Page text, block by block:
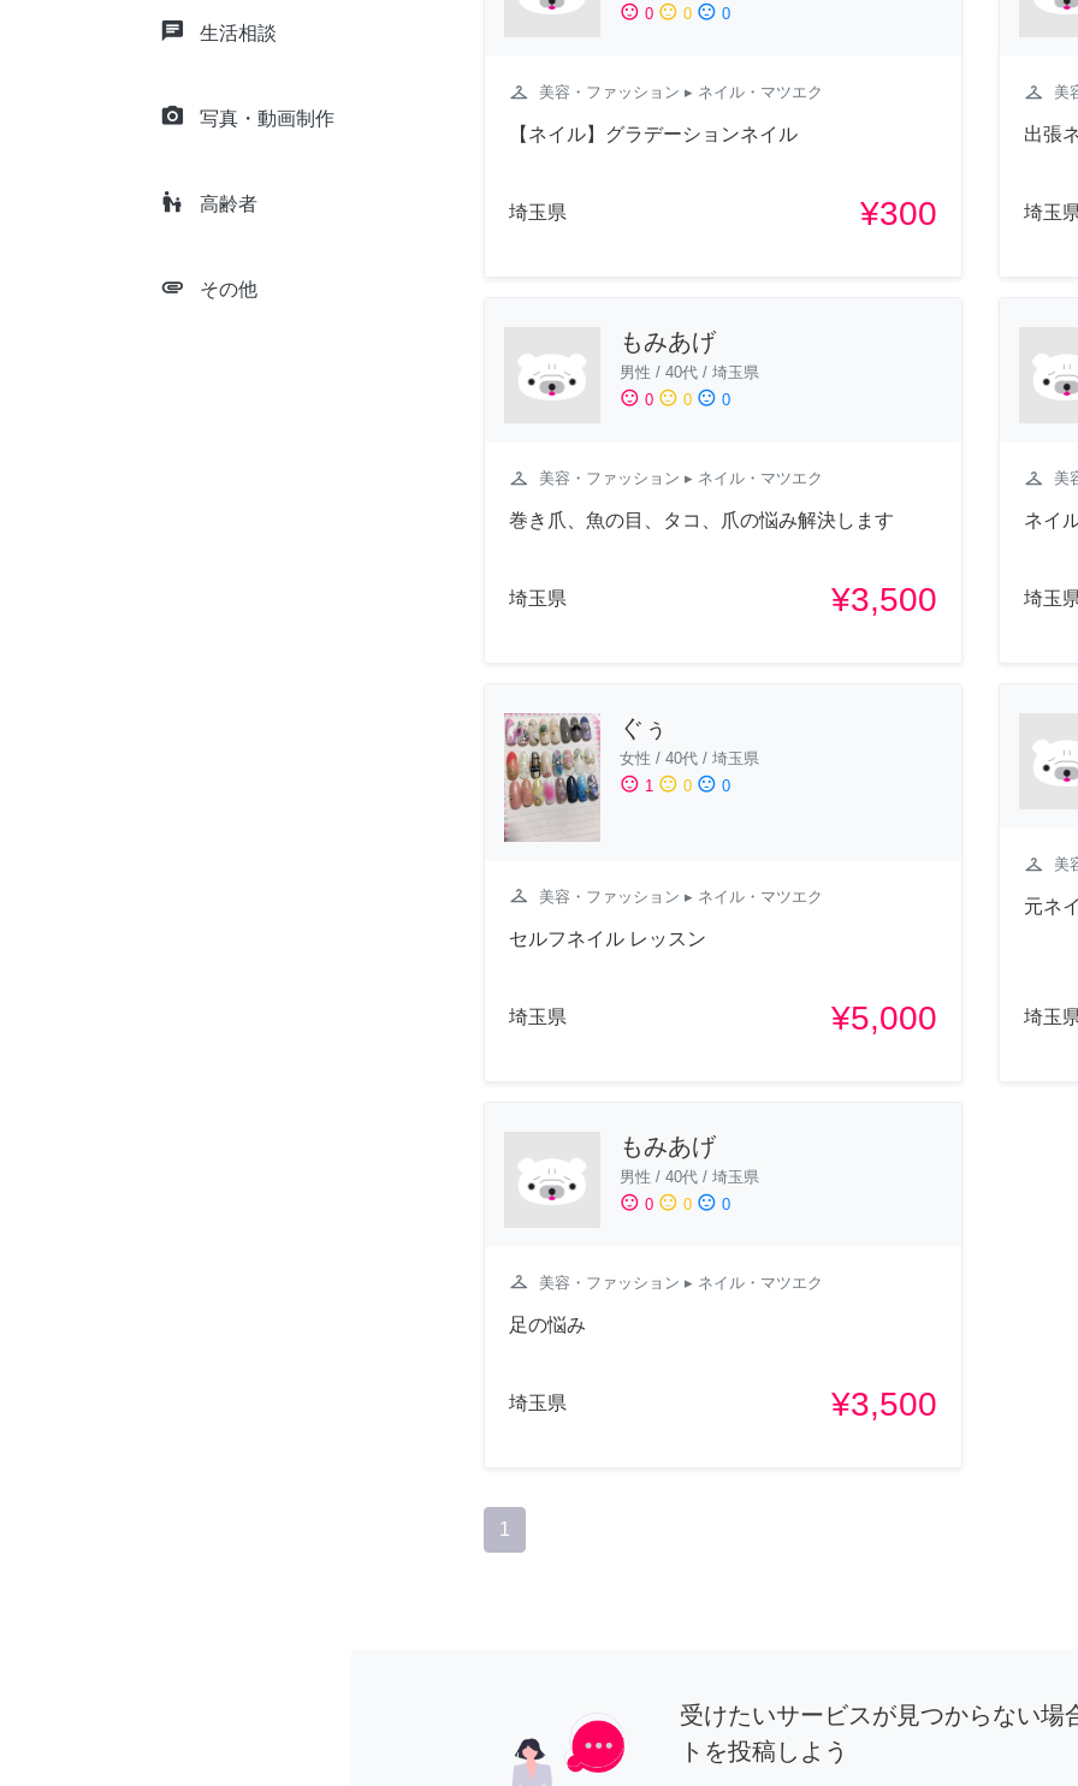
chat 生活相談
camera_alt 写真・動画制作
escalator_warning 高齢者
attachment その他
sentiment_satisfied 0 sentiment_neutral 0 sentiment_dissatisfied 0
checkroom 美容・ファッション ▸ ネイル・マツエク
【ネイル】グラデーションネイル
埼玉県 ¥300
checkroom 美
出張
埼玉
もみあげ
男性 / 40代 / 埼玉県
sentiment_satisfied 0 sentiment_neutral 0 sentiment_dissatisfied 0
checkroom 美容・ファッション ▸ ネイル・マツエク
巻き爪、魚の目、タコ、爪の悩み解決します
埼玉県 ¥3,500
checkroom 美
ネイ
埼玉
ぐぅ
女性 / 40代 / 埼玉県
sentiment_satisfied 1 sentiment_neutral 0 sentiment_dissatisfied 0
checkroom 美容・ファッション ▸ ネイル・マツエク
セルフネイル レッスン
埼玉県 ¥5,000
checkroom 美
元ネ
埼玉
もみあげ
男性 / 40代 / 埼玉県
sentiment_satisfied 0 sentiment_neutral 0 sentiment_dissatisfied 0
checkroom 美容・ファッション ▸ ネイル・マツエク
足の悩み
埼玉県 ¥3,500
1
受けたいサービスが見つからない場
トを投稿しよう